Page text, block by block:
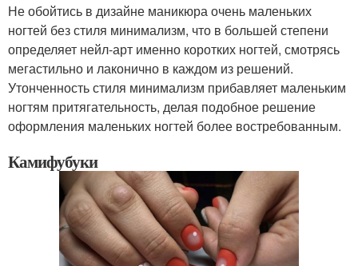
Не обойтись в дизайне маникюра очень маленьких
ногтей без стиля минимализм, что в большей степени
определяет нейл-арт именно коротких ногтей, смотрясь
мегастильно и лаконично в каждом из решений.
Утонченность стиля минимализм прибавляет маленьким
ногтям притягательность, делая подобное решение
оформления маленьких ногтей более востребованным.
Камифубуки